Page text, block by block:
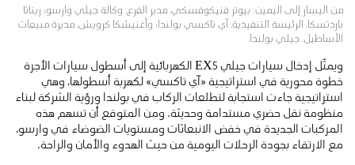
من اليسار إلى اليمين: بيوتر فنيكوفسكي، مدير الفرع، وكالة جيلي وارسو؛ ريناتا
باردتسكا، الرئيسة التنفيذية، آي تاكسي بولندا؛ وأغنيشكا كرويش، مديرة مبيعات
الأساطيل، جيلي بولندا.
ويمثّل إدخال سيارات جيلي EX5 الكهربائية إلى أسطول سيارات الأجرة
خطوة محورية في استراتيجية «آي تاكسي» لكهربة أسطولها، وهي
استراتيجية جاءت استجابة لتطلعات الركاب في بولندا ورؤية الشركة لبناء
منظومة نقل حضري مستدامة وحديثة. ومن المتوقع أن تسهم هذه
المركبات الجديدة في خفض الانبعاثات ومستويات الضوضاء في وارسو،
مع الارتقاء بجودة الرحلات اليومية من حيث الهدوء والأمان والراحة.